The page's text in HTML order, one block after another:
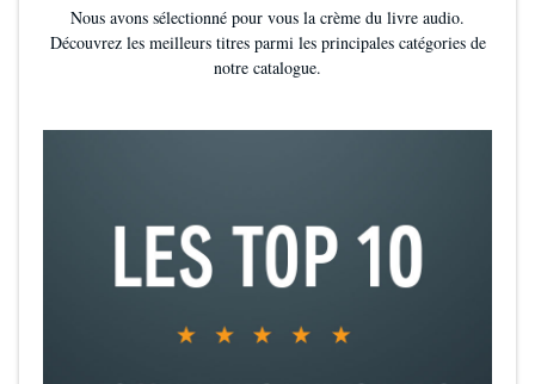
Nous avons sélectionné pour vous la crème du livre audio.
Découvrez les meilleurs titres parmi les principales catégories de
notre catalogue.